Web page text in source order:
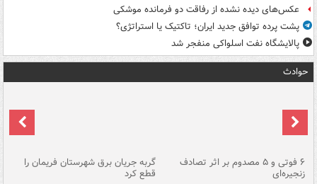
عکس‌های دیده نشده از رفاقت دو فرمانده‌ موشکی
پشت پرده توافق جدید ایران؛ تاکتیک یا استراتژی؟
پالایشگاه نفت اسلواکی منفجر شد
حوادث
۶ فوتی و ۵ مصدوم بر اثر تصادف
زنجیره‌ای
گربه جریان برق شهرستان فریمان را
قطع کرد